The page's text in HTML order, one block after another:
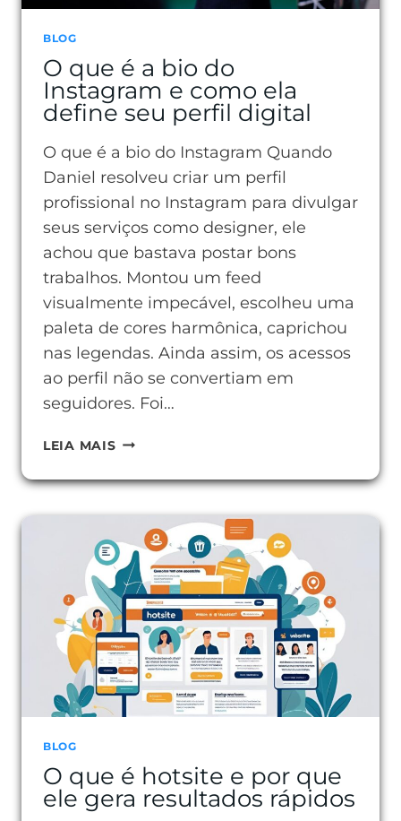
SEUS
BLOG
O que é a bio do
Instagram e como ela
define seu perfil digital
O que é a bio do Instagram Quando
Daniel resolveu criar um perfil
profissional no Instagram para divulgar
seus serviços como designer, ele
achou que bastava postar bons
trabalhos. Montou um feed
visualmente impecável, escolheu uma
paleta de cores harmônica, caprichou
nas legendas. Ainda assim, os acessos
ao perfil não se convertiam em
seguidores. Foi…
LEIA MAISO
BIO
DO
INSTAGRAM
E
COMO
ELA
DEFINE
SEU
DIGITAL
BLOG
O que é hotsite e por que
ele gera resultados rápidos